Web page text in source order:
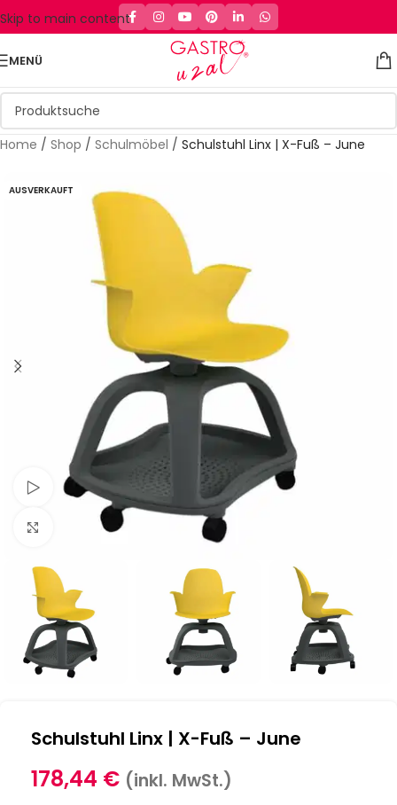
Skip to main content
MENÜ
Home / Shop / Schulmöbel / Schulstuhl Linx | X-Fuß – June
AUSVERKAUFT
Schau Video
Klick zum Vergrößern
Schulstuhl Linx | X-Fuß – June
178,44 € (inkl. MwSt.)